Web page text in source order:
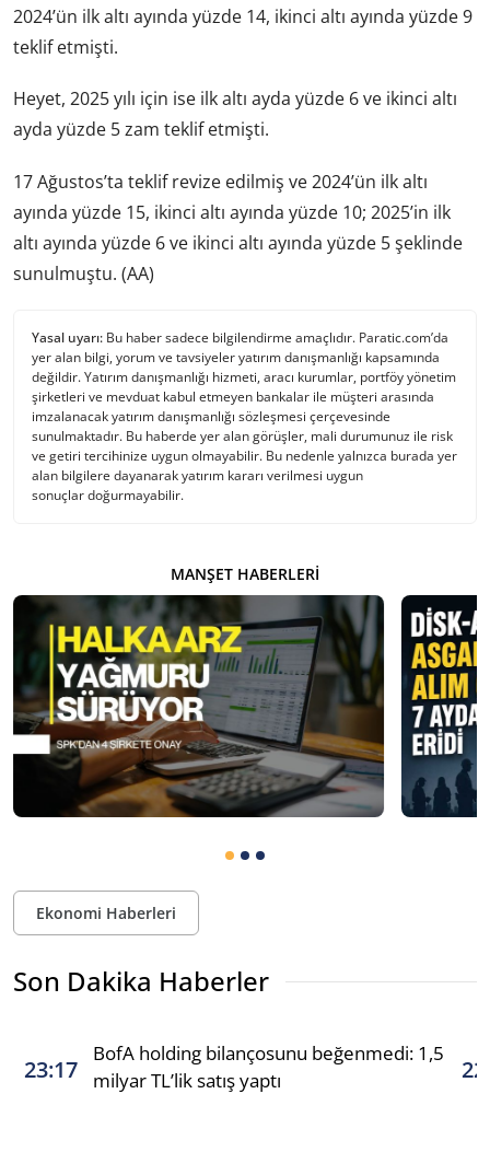
2024’ün ilk altı ayında yüzde 14, ikinci altı ayında yüzde 9
teklif etmişti.
Heyet, 2025 yılı için ise ilk altı ayda yüzde 6 ve ikinci altı
ayda yüzde 5 zam teklif etmişti.
17 Ağustos’ta teklif revize edilmiş ve 2024’ün ilk altı
ayında yüzde 15, ikinci altı ayında yüzde 10; 2025’in ilk
altı ayında yüzde 6 ve ikinci altı ayında yüzde 5 şeklinde
sunulmuştu. (AA)
Yasal uyarı: Bu haber sadece bilgilendirme amaçlıdır. Paratic.com’da
yer alan bilgi, yorum ve tavsiyeler yatırım danışmanlığı kapsamında
değildir. Yatırım danışmanlığı hizmeti, aracı kurumlar, portföy yönetim
şirketleri ve mevduat kabul etmeyen bankalar ile müşteri arasında
imzalanacak yatırım danışmanlığı sözleşmesi çerçevesinde
sunulmaktadır. Bu haberde yer alan görüşler, mali durumunuz ile risk
ve getiri tercihinize uygun olmayabilir. Bu nedenle yalnızca burada yer
alan bilgilere dayanarak yatırım kararı verilmesi uygun
sonuçlar doğurmayabilir.
MANŞET HABERLERI
Ekonomi Haberleri
Son Dakika Haberler
23:17
BofA holding bilançosunu beğenmedi: 1,5
milyar TL’lik satış yaptı